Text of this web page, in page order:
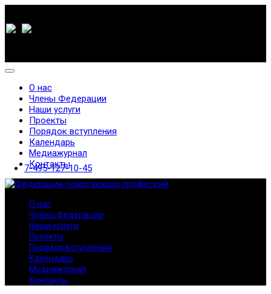
7-495-127-10-45
О нас
Члены Федерации
Наши услуги
Проекты
Порядок вступления
Календарь
Медиажурнал
Контакты
О нас
Члены Федерации
Наши услуги
Проекты
Порядок вступления
Календарь
Медиажурнал
Контакты